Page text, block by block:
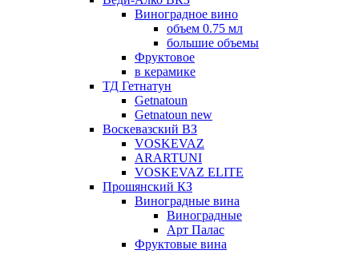
Виноградное вино
объем 0.75 мл
большие объемы
Фруктовое
в керамике
ТД Гетнатун
Getnatoun
Getnatoun new
Воскевазский ВЗ
VOSKEVAZ
ARARTUNI
VOSKEVAZ ELITE
Прошянский КЗ
Виноградные вина
Виноградные
Арт Палас
Фруктовые вина